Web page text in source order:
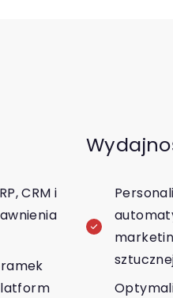
CRM i